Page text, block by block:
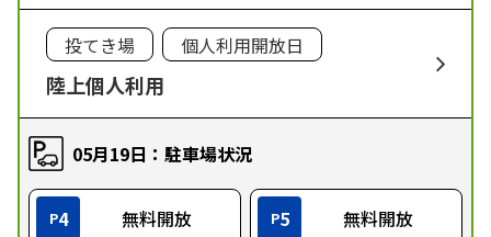
投てき場 個人利用開放日
陸上個人利用
05月19日：駐車場状況
P4 無料開放 P5 無料開放